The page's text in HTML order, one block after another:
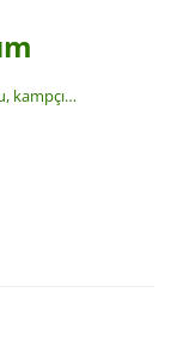
kampçı…